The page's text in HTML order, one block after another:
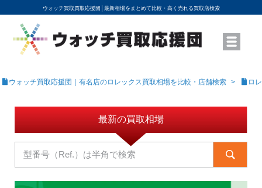
ウォッチ買取買取応援団│ 最新相場をまとめて比較・高く売れる買取店検索
YouTubeで動画を公開中
ROLEXモデル名から買取相場を調べる
高級時計ブランド名から買取相場を調べる
地域から買取店を探す
店舗名から買取店を探す
ブランド時計を高く売る方法
買取査定を依頼する
ウォッチ買取応援団｜有名店のロレックス買取相場を比較・店舗検索 ロ
最新の買取相場